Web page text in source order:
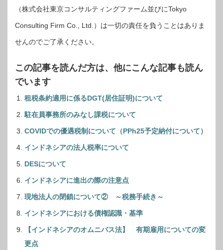
（株式会社東京コンサルティングファーム並びにTokyo
Consulting Firm Co., Ltd.）は一切の責任を負うことはありま
せんのでご了承ください。
この記事を読んだ方は、他にこんな記事も読ん
でいます
租税条約適用に係るDGT(居住証明)について
駐在員事務所のみなし課税について
COVIDでの優遇税制について（PPh25予定納付について）
インドネシアの法人税率について
DESについて
インドネシアに進出の際の注意点
現地法人の閉鎖について② ～税務手続き～
インドネシアにおける債権認識・基準
【インドネシアのオムニバス法】 有期雇用についての変
更点